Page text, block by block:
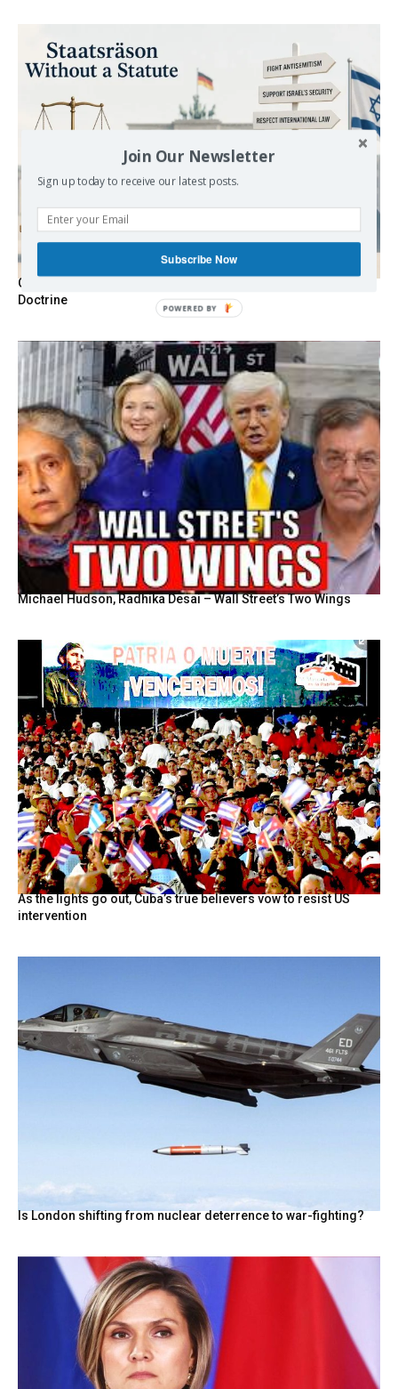
Germany’s Staatsräson Has Become an Extra-Legal
Doctrine
Michael Hudson, Radhika Desai – Wall Street’s Two Wings
As the lights go out, Cuba’s true believers vow to resist US
intervention
Is London shifting from nuclear deterrence to war-fighting?
Join Our Newsletter
Sign up today to receive our latest posts.
Subscribe Now
POWERED BY